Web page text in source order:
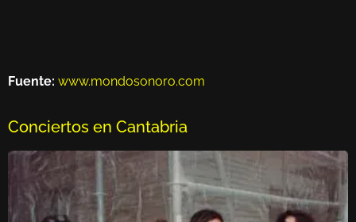
Fuente: www.mondosonoro.com
Conciertos en Cantabria